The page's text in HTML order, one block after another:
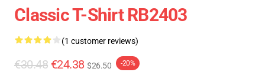
Classic T-Shirt RB2403
(1 customer reviews)
€30.48 €24.38 $26.50 -20%